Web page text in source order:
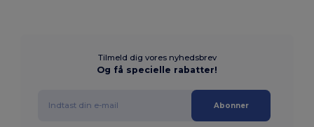
Tilmeld dig vores nyhedsbrev
Og få specielle rabatter!
Abonner